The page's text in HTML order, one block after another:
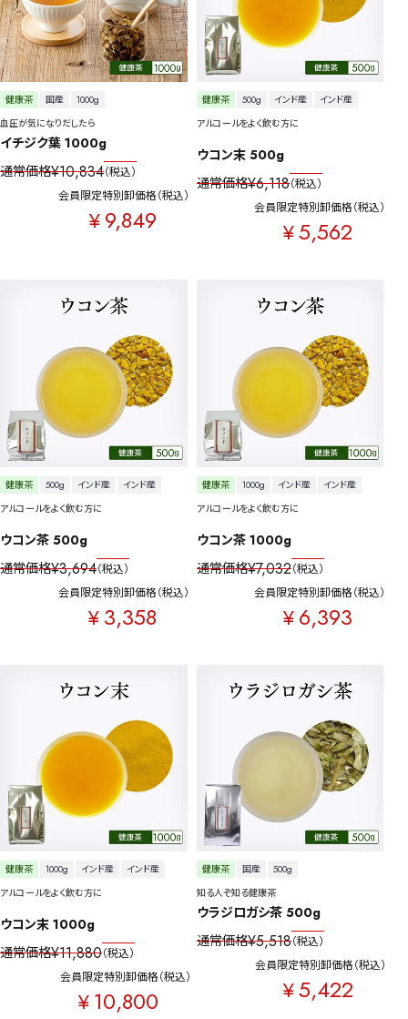
健康茶 国産
1000g
血圧が気になりだしたら
イチジク葉 1000g
通常価格¥10,834 税込
会員限定特別卸価格
¥9,849
税込
健康茶 500g インド産
インド産
アルコールをよく飲む方に
ウコン末 500g
通常価格¥6,118 税込
会員限定特別卸価格
¥5,562
税込
健康茶 500g インド産
インド産
アルコールをよく飲む方に
ウコン茶 500g
通常価格¥3,694 税込
会員限定特別卸価格
¥3,358
税込
健康茶 1000g インド産
インド産
アルコールをよく飲む方に
ウコン茶 1000g
通常価格¥7,032 税込
会員限定特別卸価格
¥6,393
税込
健康茶 1000g インド産
インド産
アルコールをよく飲む方に
ウコン末 1000g
通常価格¥11,880 税込
会員限定特別卸価格
¥10,800
税込
健康茶 国産
500g
知る人ぞ知る健康茶
ウラジロガシ茶 500g
通常価格¥5,518 税込
会員限定特別卸価格
¥5,422
税込